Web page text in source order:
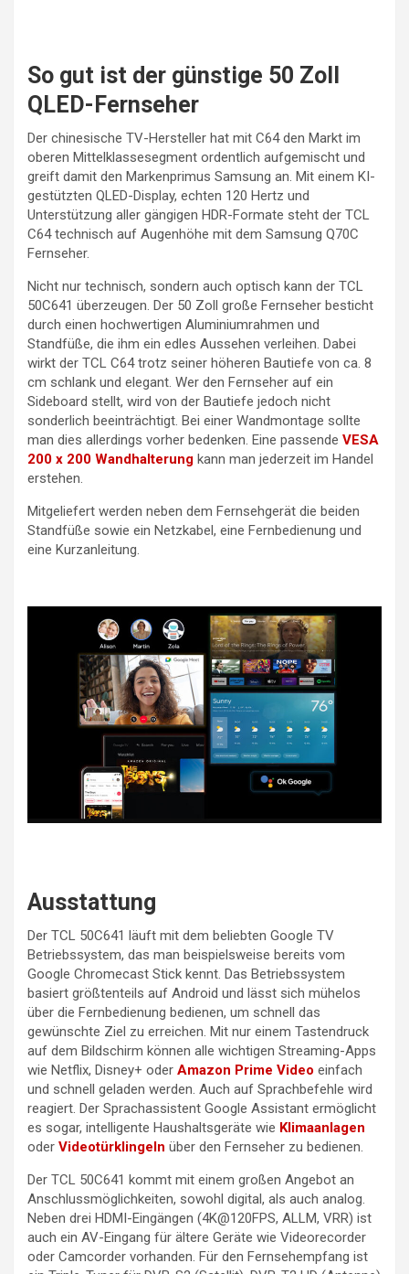
So gut ist der günstige 50 Zoll
QLED-Fernseher
Der chinesische TV-Hersteller hat mit C64 den Markt im
oberen Mittelklassesegment ordentlich aufgemischt und
greift damit den Markenprimus Samsung an. Mit einem KI-
gestützten QLED-Display, echten 120 Hertz und
Unterstützung aller gängigen HDR-Formate steht der TCL
C64 technisch auf Augenhöhe mit dem Samsung Q70C
Fernseher.
Nicht nur technisch, sondern auch optisch kann der TCL
50C641 überzeugen. Der 50 Zoll große Fernseher besticht
durch einen hochwertigen Aluminiumrahmen und
Standfüße, die ihm ein edles Aussehen verleihen. Dabei
wirkt der TCL C64 trotz seiner höheren Bautiefe von ca. 8
cm schlank und elegant. Wer den Fernseher auf ein
Sideboard stellt, wird von der Bautiefe jedoch nicht
sonderlich beeinträchtigt. Bei einer Wandmontage sollte
man dies allerdings vorher bedenken. Eine passende VESA
200 x 200 Wandhalterung kann man jederzeit im Handel
erstehen.
Mitgeliefert werden neben dem Fernsehgerät die beiden
Standfüße sowie ein Netzkabel, eine Fernbedienung und
eine Kurzanleitung.
Ausstattung
Der TCL 50C641 läuft mit dem beliebten Google TV
Betriebssystem, das man beispielsweise bereits vom
Google Chromecast Stick kennt. Das Betriebssystem
basiert größtenteils auf Android und lässt sich mühelos
über die Fernbedienung bedienen, um schnell das
gewünschte Ziel zu erreichen. Mit nur einem Tastendruck
auf dem Bildschirm können alle wichtigen Streaming-Apps
wie Netflix, Disney+ oder Amazon Prime Video einfach
und schnell geladen werden. Auch auf Sprachbefehle wird
reagiert. Der Sprachassistent Google Assistant ermöglicht
es sogar, intelligente Haushaltsgeräte wie Klimaanlagen
oder Videotürklingeln über den Fernseher zu bedienen.
Der TCL 50C641 kommt mit einem großen Angebot an
Anschlussmöglichkeiten, sowohl digital, als auch analog.
Neben drei HDMI-Eingängen (4K@120FPS, ALLM, VRR) ist
auch ein AV-Eingang für ältere Geräte wie Videorecorder
oder Camcorder vorhanden. Für den Fernsehempfang ist